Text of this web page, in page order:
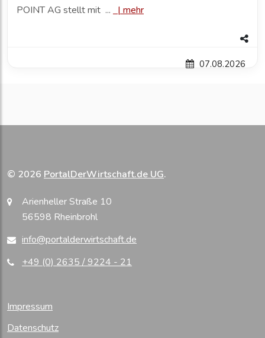
POINT AG stellt mit ...
| mehr
07.08.2026
© 2026 PortalDerWirtschaft.de UG.
Arienheller Straße 10
56598 Rheinbrohl
info@portalderwirtschaft.de
+49 (0) 2635 / 9224 - 21
Impressum
Datenschutz